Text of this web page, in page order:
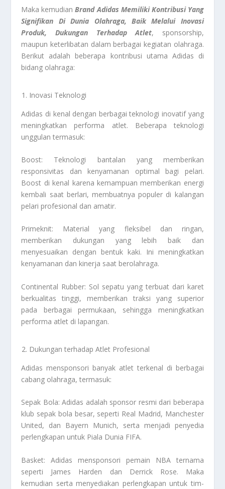
Maka kemudianBrand Adidas Memiliki Kontribusi Yang
Signifikan Di Dunia Olahraga, Baik Melalui Inovasi
Produk, Dukungan Terhadap Atlet, sponsorship,
maupun keterlibatan dalam berbagai kegiatan olahraga.
Berikut adalah beberapa kontribusi utama Adidas di
bidang olahraga:
Inovasi Teknologi
Adidas di kenal dengan berbagai teknologi inovatif yang
meningkatkan performa atlet. Beberapa teknologi
unggulan termasuk:
Boost: Teknologi bantalan yang memberikan
responsivitas dan kenyamanan optimal bagi pelari.
Boost di kenal karena kemampuan memberikan energi
kembali saat berlari, membuatnya populer di kalangan
pelari profesional dan amatir.
Primeknit: Material yang fleksibel dan ringan,
memberikan dukungan yang lebih baik dan
menyesuaikan dengan bentuk kaki. Ini meningkatkan
kenyamanan dan kinerja saat berolahraga.
Continental Rubber: Sol sepatu yang terbuat dari karet
berkualitas tinggi, memberikan traksi yang superior
pada berbagai permukaan, sehingga meningkatkan
performa atlet di lapangan.
Dukungan terhadap Atlet Profesional
Adidas mensponsori banyak atlet terkenal di berbagai
cabang olahraga, termasuk:
Sepak Bola: Adidas adalah sponsor resmi dari beberapa
klub sepak bola besar, seperti Real Madrid, Manchester
United, dan Bayern Munich, serta menjadi penyedia
perlengkapan untuk Piala Dunia FIFA.
Basket: Adidas mensponsori pemain NBA ternama
seperti James Harden dan Derrick Rose. Maka
kemudian serta menyediakan perlengkapan untuk tim-